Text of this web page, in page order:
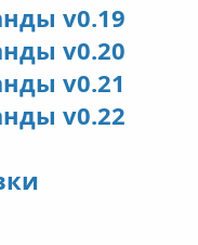
v0.19
v0.20
v0.21
v0.22